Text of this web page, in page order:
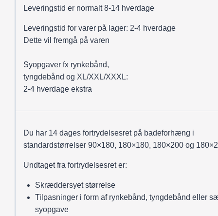
Leveringstid er normalt 8-14 hverdage
Leveringstid for varer på lager: 2-4 hverdage
Dette vil fremgå på varen
Syopgaver fx rynkebånd,
tyngdebånd og XL/XXL/XXXL:
2-4 hverdage ekstra
Du har 14 dages fortrydelsesret på badeforhæng i
standardstørrelser 90×180, 180×180, 180×200 og
Undtaget fra fortrydelsesret er:
Skræddersyet størrelse
Tilpasninger i form af rynkebånd, tyngdebånd eller
syopgave